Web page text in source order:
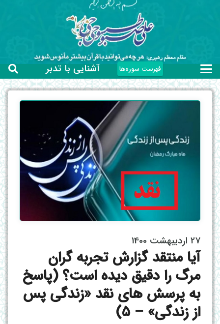
فهرست سوره‌ها آشنایی با تدبر
27 اردیبهشت 1400
آیا منتقد گزارش تجربه گران
مرگ را دقیق دیده است؟ (پاسخ
به پرسش های نقد «زندگی پس
از زندگی» – 5)